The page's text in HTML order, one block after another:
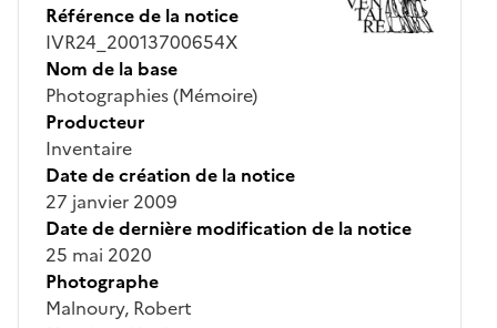
Référence de la notice
IVR24_20013700654X
Nom de la base
Photographies (Mémoire)
Producteur
Inventaire
Date de création de la notice
27 janvier 2009
Date de dernière modification de la notice
25 mai 2020
Photographe
Malnoury, Robert